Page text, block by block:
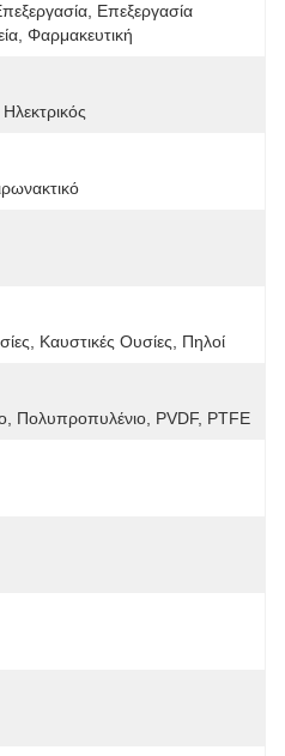
Επεξεργασία
Φαρμακευτική
Καυστικές Ουσίες, Πηλοί
Πολυπροπυλένιο, PVDF, PTFE